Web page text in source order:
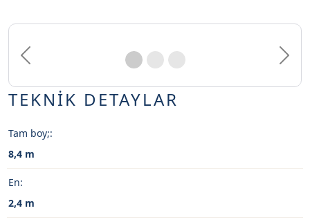
Previous Next
TEKNİK DETAYLAR
Tam boy;:
8,4 m
En:
2,4 m